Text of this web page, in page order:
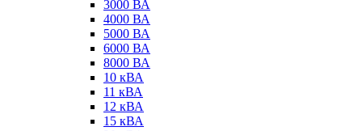
3000 ВА
4000 ВА
5000 ВА
6000 ВА
8000 ВА
10 кВА
11 кВА
12 кВА
15 кВА